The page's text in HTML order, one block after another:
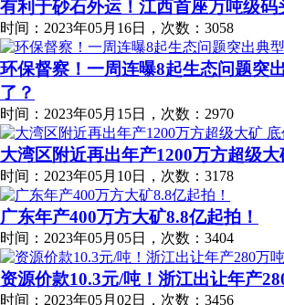
有利于砂石外运！江西首座万吨级码
时间：2023年05月16日，次数：3058
环保督察！一周连曝8起生态问题突
了？
时间：2023年05月15日，次数：2970
大湾区附近再出年产1200万方超级大
时间：2023年05月10日，次数：3178
广东年产400万方大矿8.8亿起拍！
时间：2023年05月05日，次数：3404
资源价款10.3元/吨！浙江出让年产
时间：2023年05月02日，次数：3456